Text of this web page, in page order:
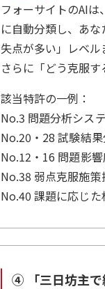
フォーサイトのAI
に自動分類し、あ
失点が多い」レベル
さらに「どう克服す
該当特許の一例：
No.3 問題分析シス
No.20・28 試験結
No.12・16 問題影
No.38 弱点克服施策
No.40 課題に応じた
④ 「三日坊主で